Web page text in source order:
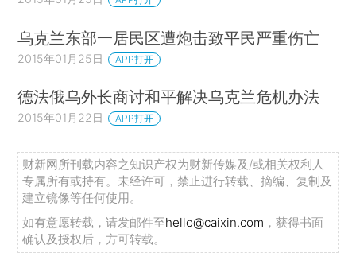
乌克兰东部一居民区遭炮击致平民严重伤亡
2015年01月25日 APP打开
德法俄乌外长商讨和平解决乌克兰危机办法
2015年01月22日 APP打开
财新网所刊载内容之知识产权为财新传媒及/或相关权利人
专属所有或持有。未经许可，禁止进行转载、摘编、复制及
建立镜像等任何使用。
如有意愿转载，请发邮件至hello@caixin.com ，获得书面
确认及授权后，方可转载。